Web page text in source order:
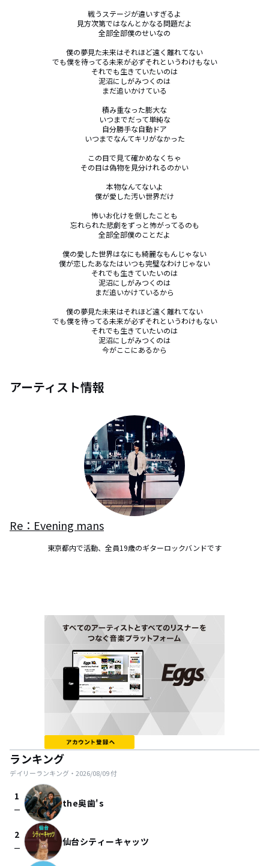
戦うステージが違いすぎるよ
見方次第ではなんとかなる問題だよ
全部全部僕のせいなの
僕の夢見た未来はそれほど遠く離れてない
でも僕を待ってる未来が必ずそれというわけもない
それでも生きていたいのは
泥沼にしがみつくのは
まだ追いかけている
積み重なった膨大な
いつまでだって単純な
自分勝手な自動ドア
いつまでなんてキリがなかった
この目で見て確かめなくちゃ
その目は偽物を見分けれるのかい
本物なんてないよ
僕が愛した汚い世界だけ
怖いお化けを倒したことも
忘れられた悲劇をずっと怖がってるのも
全部全部僕のことだよ
僕の愛した世界はなにも綺麗なもんじゃない
僕が恋したあなたはいつも完璧なわけじゃない
それでも生きていたいのは
泥沼にしがみつくのは
まだ追いかけているから
僕の夢見た未来はそれほど遠く離れてない
でも僕を待ってる未来が必ずそれというわけもない
それでも生きていたいのは
泥沼にしがみつくのは
今がここにあるから
アーティスト情報
Re：Evening mans
東京都内で活動、全員19歳のギターロックバンドです
ランキング
デイリーランキング・ 2026/08/09付
1
check_indeterminate_small the奥歯's
2
check_indeterminate_small 仙台シティーキャッツ